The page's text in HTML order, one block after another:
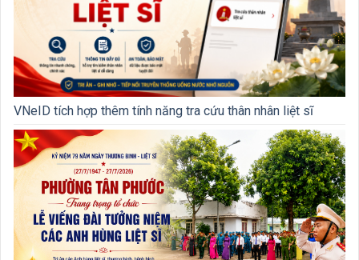
VNeID tích hợp thêm tính năng tra cứu thân nhân liệt sĩ